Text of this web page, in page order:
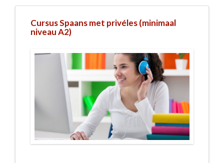
Cursus Spaans met privéles (minimaal
niveau A2)